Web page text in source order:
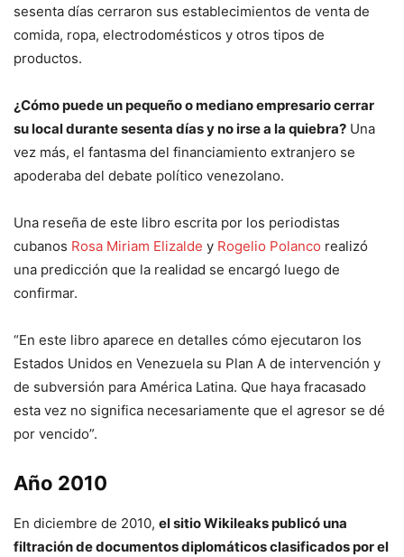
sesenta días cerraron sus establecimientos de venta de
comida, ropa, electrodomésticos y otros tipos de
productos.
¿Cómo puede un pequeño o mediano empresario cerrar
su local durante sesenta días y no irse a la quiebra? Una
vez más, el fantasma del financiamiento extranjero se
apoderaba del debate político venezolano.
Una reseña de este libro escrita por los periodistas
cubanos Rosa Miriam Elizalde y Rogelio Polanco realizó
una predicción que la realidad se encargó luego de
confirmar.
“En este libro aparece en detalles cómo ejecutaron los
Estados Unidos en Venezuela su Plan A de intervención y
de subversión para América Latina. Que haya fracasado
esta vez no significa necesariamente que el agresor se dé
por vencido”.
Año 2010
En diciembre de 2010, el sitio Wikileaks publicó una
filtración de documentos diplomáticos clasificados por el